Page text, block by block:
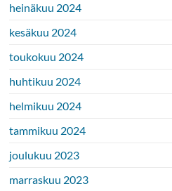
heinäkuu 2024
kesäkuu 2024
toukokuu 2024
huhtikuu 2024
helmikuu 2024
tammikuu 2024
joulukuu 2023
marraskuu 2023